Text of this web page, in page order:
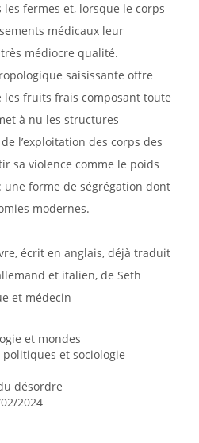
fermes et, lorsque le corps
médicaux leur
médiocre qualité.
saisissante offre
les fruits frais composant toute
à nu les structures
l’exploitation des corps des
sa violence comme le poids
forme de ségrégation dont
modernes.
écrit en anglais, déjà traduit
et italien, de Seth
et médecin
et mondes
et sociologie
désordre
2024